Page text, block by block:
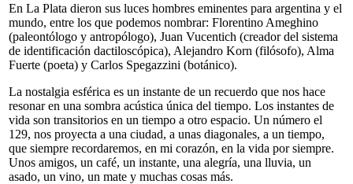
En La Plata dieron sus luces hombres eminentes para argentina y el
mundo, entre los que podemos nombrar: Florentino Ameghino
(paleontólogo y antropólogo), Juan Vucentich (creador del sistema
de identificación dactiloscópica), Alejandro Korn (filósofo), Alma
Fuerte (poeta) y Carlos Spegazzini (botánico).
La nostalgia esférica es un instante de un recuerdo que nos hace
resonar en una sombra acústica única del tiempo. Los instantes de
vida son transitorios en un tiempo a otro espacio. Un número el
129, nos proyecta a una ciudad, a unas diagonales, a un tiempo,
que siempre recordaremos, en mi corazón, en la vida por siempre.
Unos amigos, un café, un instante, una alegría, una lluvia, un
asado, un vino, un mate y muchas cosas más.